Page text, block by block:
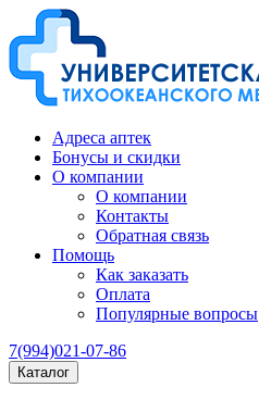
Адреса аптек
Бонусы и скидки
О компании
О компании
Контакты
Обратная связь
Помощь
Как заказать
Оплата
Популярные вопросы
7(994)021-07-86
Каталог